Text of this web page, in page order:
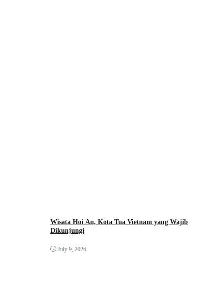
Wisata Hoi An, Kota Tua Vietnam yang Wajib
Dikunjungi
July 9, 2026